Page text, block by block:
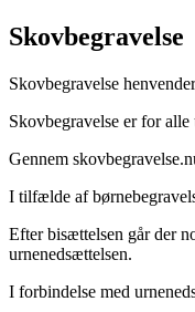
Skovbegravelse
Skovbegravelse
Skovbegravelse er for
Gennem
I tilfælde af
Efter bisættelsen går der
urnenedsættelsen.
I forbindelse med